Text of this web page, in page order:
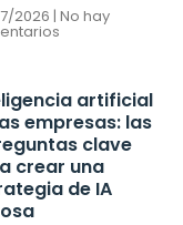
2026 No hay
artificial
empresas: las
clave
crear una
de IA